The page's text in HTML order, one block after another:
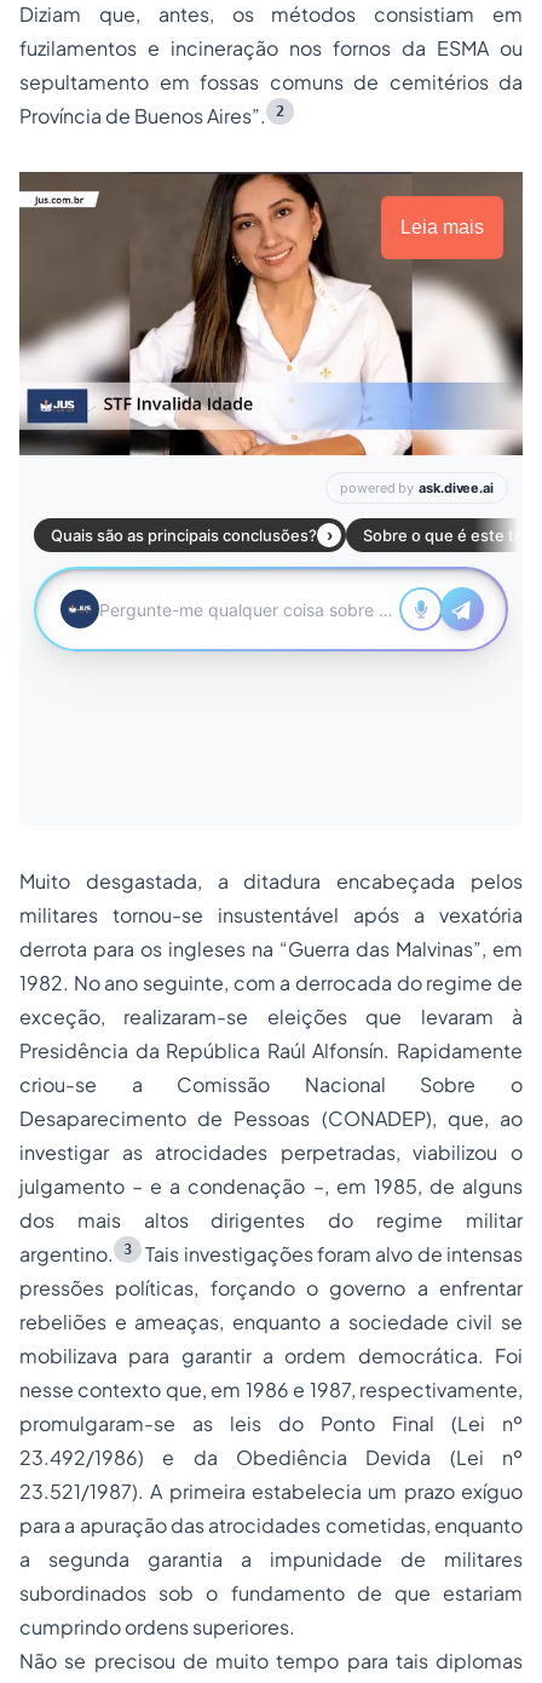
Diziam que, antes, os métodos consistiam em
fuzilamentos e incineração nos fornos da ESMA ou
sepultamento em fossas comuns de cemitérios da
Província de Buenos Aires”.
2
Leia mais
Muito desgastada, a ditadura encabeçada pelos
militares tornou-se insustentável após a vexatória
derrota para os ingleses na “Guerra das Malvinas”, em
1982. No ano seguinte, com a derrocada do regime de
exceção, realizaram-se eleições que levaram à
Presidência da República Raúl Alfonsín. Rapidamente
criou-se a Comissão Nacional Sobre o
Desaparecimento de Pessoas (CONADEP), que, ao
investigar as atrocidades perpetradas, viabilizou o
julgamento – e a condenação –, em 1985, de alguns
dos mais altos dirigentes do regime militar
argentino.
3
Tais investigações foram alvo de intensas
pressões políticas, forçando o governo a enfrentar
rebeliões e ameaças, enquanto a sociedade civil se
mobilizava para garantir a ordem democrática. Foi
nesse contexto que, em 1986 e 1987, respectivamente,
promulgaram-se as leis do Ponto Final (Lei nº
23.492/1986) e da Obediência Devida (Lei nº
23.521/1987). A primeira estabelecia um prazo exíguo
para a apuração das atrocidades cometidas, enquanto
a segunda garantia a impunidade de militares
subordinados sob o fundamento de que estariam
cumprindo ordens superiores.
Não se precisou de muito tempo para tais diplomas